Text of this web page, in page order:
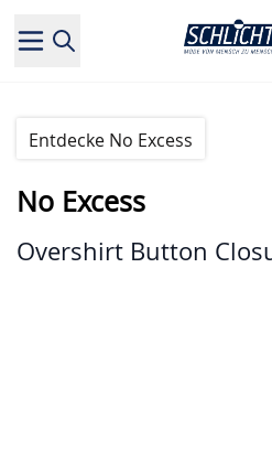
Entdecke No Excess
No Excess
Overshirt Button